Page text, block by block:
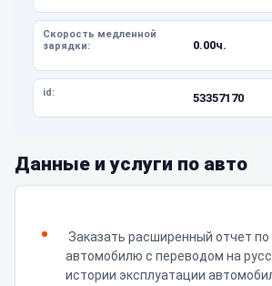
Скорость медленной
зарядки:
0.00ч.
id: 53357170
Данные и услуги по авто
Заказать расширенный отчет по
автомобилю с переводом на
истории эксплуатации